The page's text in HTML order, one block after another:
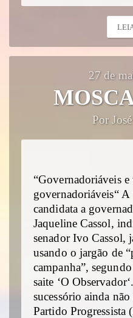
27 de
Por
“Governadoriáveis e
governadoriáveis“ A
candidata a
Jaqueline Cassol,
senador Ivo Cassol,
usando o jargão de
campanha”,
saite ‘O
sucessório ainda
Partido Progressista